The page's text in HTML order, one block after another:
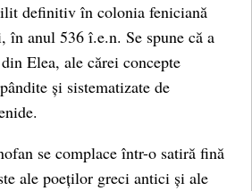
definitiv în colonia feniciană
anul 536 î.e.n. Se spune că a
Elea, ale cărei concepte
și sistematizate de
se complace într-o satiră fină
ale poeților greci antici și ale